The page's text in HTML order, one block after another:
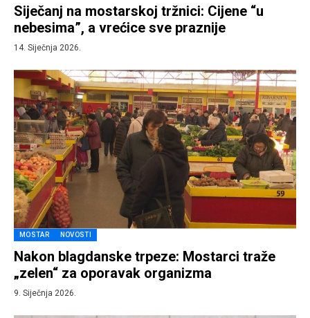
Siječanj na mostarskoj tržnici: Cijene “u
nebesima”, a vrećice sve praznije
14. Siječnja 2026.
MOSTAR NOVOSTI
Nakon blagdanske trpeze: Mostarci traže
„zelen“ za oporavak organizma
9. Siječnja 2026.